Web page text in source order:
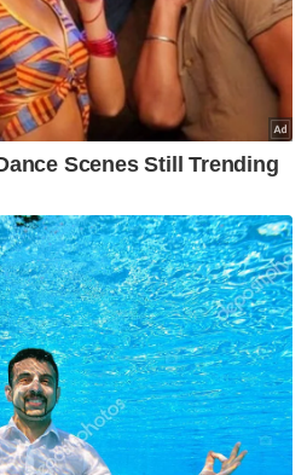
dan menekankan agar
kepada
terpinggir dalam
besar ini dapat
tindakan yang nyata,
ketat dan penyampaian
pihak kerajaan untuk
kepentingan rakyat
suara mereka